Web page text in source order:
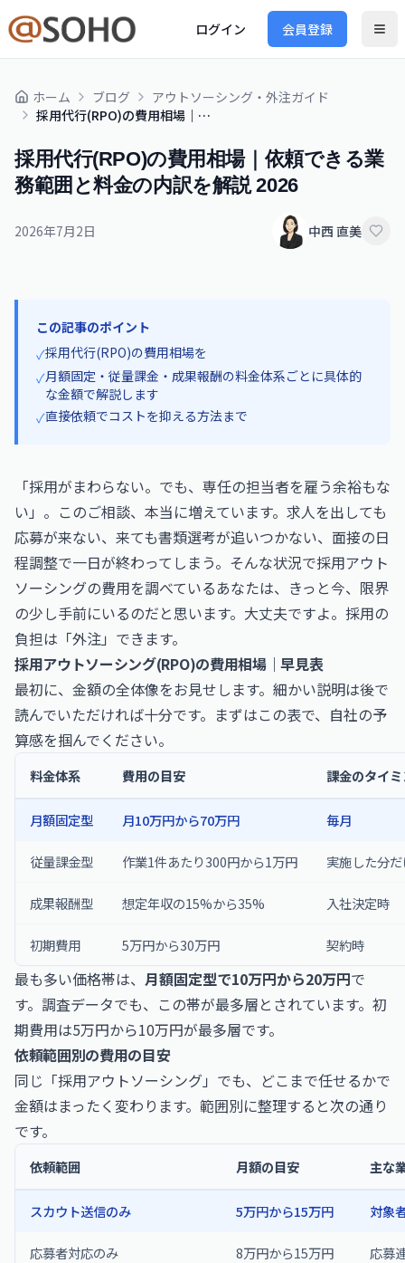
ログイン 会員登録
ホーム ブログ
アウトソーシング・外注ガイド
採用代行(RPO)の費用相場｜依頼できる業務範囲と料金の内訳を解説 2026
採用代行(RPO)の費用相場｜依頼できる業
務範囲と料金の内訳を解説 2026
2026年7月2日 中西 直美
この記事のポイント
✓採用代行(RPO)の費用相場を
✓月額固定・従量課金・成果報酬の料金体系ごとに具体的
な金額で解説します
✓直接依頼でコストを抑える方法まで
「採用がまわらない。でも、専任の担当者を雇う余裕もな
い」。このご相談、本当に増えています。求人を出しても
応募が来ない、来ても書類選考が追いつかない、面接の日
程調整で一日が終わってしまう。そんな状況で採用アウト
ソーシングの費用を調べているあなたは、きっと今、限界
の少し手前にいるのだと思います。大丈夫ですよ。採用の
負担は「外注」できます。
採用アウトソーシング(RPO)の費用相場｜早見表
最初に、金額の全体像をお見せします。細かい説明は後で
読んでいただければ十分です。まずはこの表で、自社の予
算感を掴んでください。
料金体系 費用の目安 課金のタイ
月額固定型 月10万円から70万円 毎月
従量課金型 作業1件あたり300円から1万円 実施した分
成果報酬型 想定年収の15%から35% 入社決定時
初期費用 5万円から30万円 契約時
最も多い価格帯は、 月額固定型で10万円から20万円で
す。調査データでも、この帯が最多層とされています。初
期費用は5万円から10万円が最多層です。
依頼範囲別の費用の目安
同じ「採用アウトソーシング」でも、どこまで任せるかで
金額はまったく変わります。範囲別に整理すると次の通り
です。
依頼範囲 月額の目安 主な
スカウト送信のみ 5万円から15万円 対象
応募者対応のみ 8万円から15万円 応募